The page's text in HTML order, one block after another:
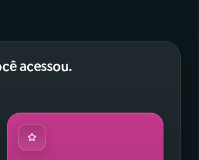
acessou.